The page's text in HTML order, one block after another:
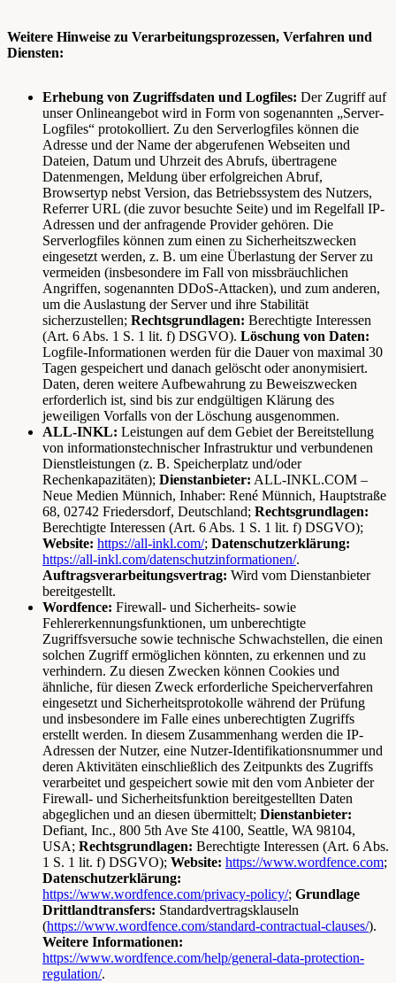
Weitere Hinweise zu Verarbeitungsprozessen, Verfahren und
Diensten:
Erhebung von Zugriffsdaten und Logfiles: Der Zugriff auf
unser Onlineangebot wird in Form von sogenannten „Server-
Logfiles“ protokolliert. Zu den Serverlogfiles können die
Adresse und der Name der abgerufenen Webseiten und
Dateien, Datum und Uhrzeit des Abrufs, übertragene
Datenmengen, Meldung über erfolgreichen Abruf,
Browsertyp nebst Version, das Betriebssystem des Nutzers,
Referrer URL (die zuvor besuchte Seite) und im Regelfall IP-
Adressen und der anfragende Provider gehören. Die
Serverlogfiles können zum einen zu Sicherheitszwecken
eingesetzt werden, z. B. um eine Überlastung der Server zu
vermeiden (insbesondere im Fall von missbräuchlichen
Angriffen, sogenannten DDoS-Attacken), und zum anderen,
um die Auslastung der Server und ihre Stabilität
sicherzustellen; Rechtsgrundlagen: Berechtigte Interessen
(Art. 6 Abs. 1 S. 1 lit. f) DSGVO). Löschung von Daten:
Logfile-Informationen werden für die Dauer von maximal 30
Tagen gespeichert und danach gelöscht oder anonymisiert.
Daten, deren weitere Aufbewahrung zu Beweiszwecken
erforderlich ist, sind bis zur endgültigen Klärung des
jeweiligen Vorfalls von der Löschung ausgenommen.
ALL-INKL: Leistungen auf dem Gebiet der Bereitstellung
von informationstechnischer Infrastruktur und verbundenen
Dienstleistungen (z. B. Speicherplatz und/oder
Rechenkapazitäten); Dienstanbieter: ALL-INKL.COM –
Neue Medien Münnich, Inhaber: René Münnich, Hauptstraße
68, 02742 Friedersdorf, Deutschland; Rechtsgrundlagen:
Berechtigte Interessen (Art. 6 Abs. 1 S. 1 lit. f) DSGVO);
Website: https://all-inkl.com/; Datenschutzerklärung:
https://all-inkl.com/datenschutzinformationen/.
Auftragsverarbeitungsvertrag: Wird vom Dienstanbieter
bereitgestellt.
Wordfence: Firewall- und Sicherheits- sowie
Fehlererkennungsfunktionen, um unberechtigte
Zugriffsversuche sowie technische Schwachstellen, die einen
solchen Zugriff ermöglichen könnten, zu erkennen und zu
verhindern. Zu diesen Zwecken können Cookies und
ähnliche, für diesen Zweck erforderliche Speicherverfahren
eingesetzt und Sicherheitsprotokolle während der Prüfung
und insbesondere im Falle eines unberechtigten Zugriffs
erstellt werden. In diesem Zusammenhang werden die IP-
Adressen der Nutzer, eine Nutzer-Identifikationsnummer und
deren Aktivitäten einschließlich des Zeitpunkts des Zugriffs
verarbeitet und gespeichert sowie mit den vom Anbieter der
Firewall- und Sicherheitsfunktion bereitgestellten Daten
abgeglichen und an diesen übermittelt; Dienstanbieter:
Defiant, Inc., 800 5th Ave Ste 4100, Seattle, WA 98104,
USA; Rechtsgrundlagen: Berechtigte Interessen (Art. 6 Abs.
1 S. 1 lit. f) DSGVO); Website: https://www.wordfence.com;
Datenschutzerklärung:
https://www.wordfence.com/privacy-policy/; Grundlage
Drittlandtransfers: Standardvertragsklauseln
(https://www.wordfence.com/standard-contractual-clauses/).
Weitere Informationen:
https://www.wordfence.com/help/general-data-protection-
regulation/.